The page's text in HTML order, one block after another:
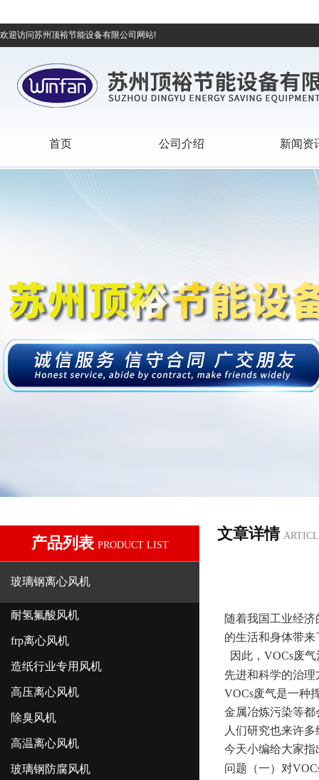
欢迎访问苏州顶裕节能设备有限公司网站!
首页 公司介绍 新闻资
产品列表 PRODUCT LIST
玻璃钢离心风机
耐氢氟酸风机
frp离心风机
造纸行业专用风机
高压离心风机
除臭风机
高温离心风机
玻璃钢防腐风机
文章详情
随着我国工业经
的生活和身体带
因此， VOCs废
先进和科学的治
VOCs废气是一种
金属冶炼污染等都
人们研究也来许
今天小编给大家指
问题（一）对